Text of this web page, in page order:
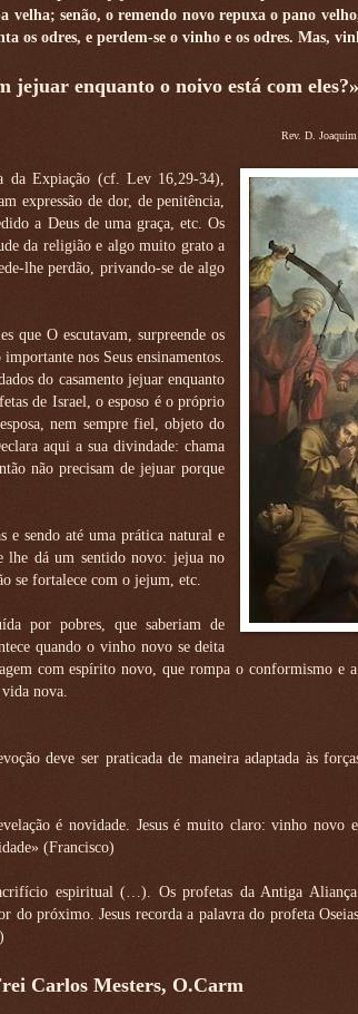
senão, o remendo novo repuxa o pano
os odres, e perdem-se o vinho e os odres. Mas,
jejuar enquanto o noivo está com eles?»
Rev. D.
Expiação (cf. Lev 16,29-34),
expressão de dor, de penitência,
a Deus de uma graça, etc. Os
da religião e algo muito grato a
lhe perdão, privando-se de algo
que O escutavam, surpreende os
nos Seus ensinamentos.
do casamento jejuar enquanto
de Israel, o esposo é o próprio
nem sempre fiel, objeto do
aqui a sua divindade: chama
não precisam de jejuar porque
e sendo até uma prática natural e
lhe dá um sentido novo: jejua no
se fortalece com o jejum, etc.
por pobres, que saberiam de
quando o vinho novo se deita
com espírito novo, que rompa o conformismo e a
nova.
deve ser praticada de maneira adaptada às
é novidade. Jesus é muito claro: vinho novo
(Francisco)
espiritual (…). Os profetas da Antiga Aliança
próximo. Jesus recorda a palavra do profeta
Carlos Mesters, O.Carm